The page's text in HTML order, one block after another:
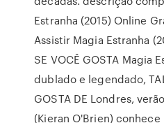
Estranha (2015) Online
Assistir Magia Estranha
SE VOCÊ GOSTA Magia
dublado e legendado,
GOSTA DE Londres,
(Kieran O'Brien)